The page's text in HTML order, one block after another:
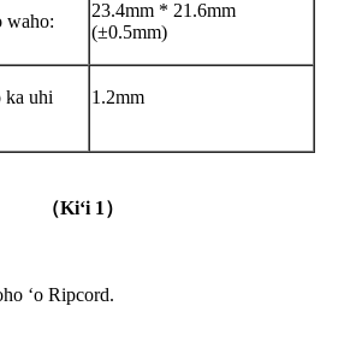
waho:
23.4mm * 21.6mm
(±0.5mm)
ka uhi
1.2mm
（Kiʻi 1 ）
ʻo Ripcord.